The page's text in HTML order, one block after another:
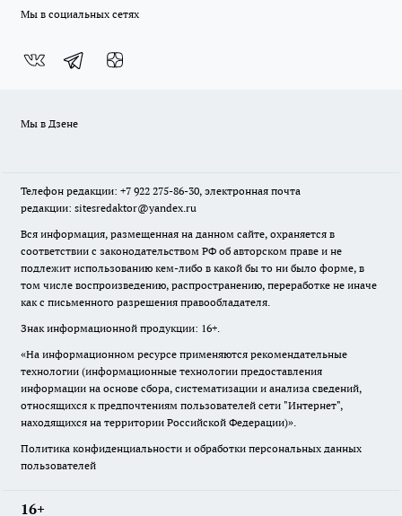
Мы в социальных сетях
Мы в Дзене
Телефон редакции: +7 922 275-86-30, электронная почта
редакции: sitesredaktor@yandex.ru
Вся информация, размещенная на данном сайте, охраняется в
соответствии с законодательством РФ об авторском праве и не
подлежит использованию кем-либо в какой бы то ни было форме, в
том числе воспроизведению, распространению, переработке не иначе
как с письменного разрешения правообладателя.
Знак информационной продукции: 16+.
«На информационном ресурсе применяются рекомендательные
технологии (информационные технологии предоставления
информации на основе сбора, систематизации и анализа сведений,
относящихся к предпочтениям пользователей сети "Интернет",
находящихся на территории Российской Федерации)».
Политика конфиденциальности и обработки персональных данных
пользователей
16+